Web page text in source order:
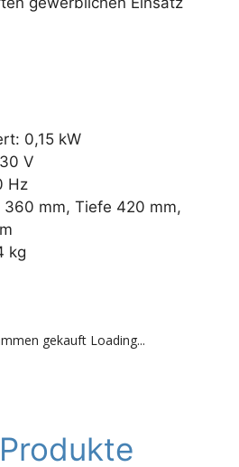
0,15 kW
V
Hz
360 mm, Tiefe 420 mm,
kg
gekauft Loading...